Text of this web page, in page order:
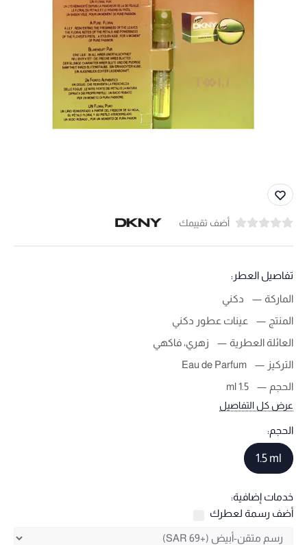
أضف تقييمك
تفاصيل العطر:
الماركة
دكني
المنتج
عينات عطور دكني
العائلة العطرية
زهري، فاكهي
التركيز
Eau de Parfum
الحجم
1.5 ml
عرض كل التفاصيل
الحجم:
1.5 ml
خدمات إضافية:
أضف رسمة لعطرك